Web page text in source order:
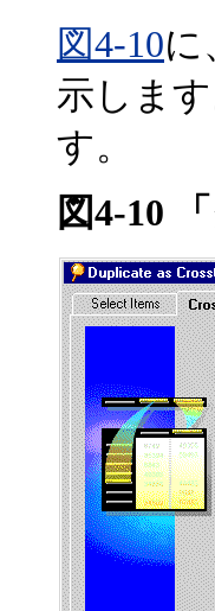
図4-10に
示しま
す。
図4-10